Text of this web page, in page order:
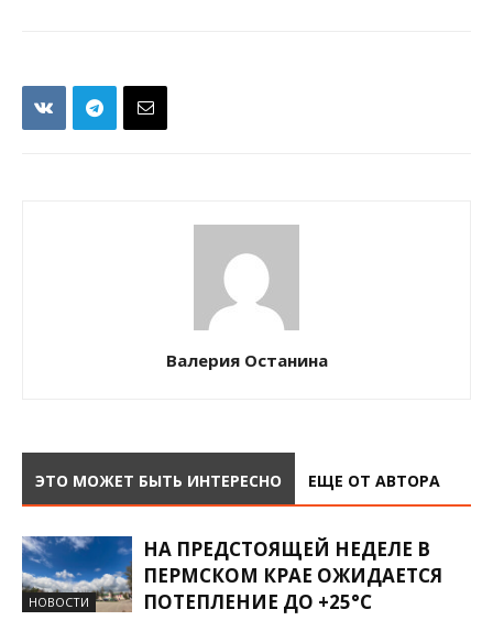
Валерия Останина
ЭТО МОЖЕТ БЫТЬ ИНТЕРЕСНО ЕЩЕ ОТ АВТОРА
НОВОСТИ
НА ПРЕДСТОЯЩЕЙ НЕДЕЛЕ В
ПЕРМСКОМ КРАЕ ОЖИДАЕТСЯ
ПОТЕПЛЕНИЕ ДО +25°С